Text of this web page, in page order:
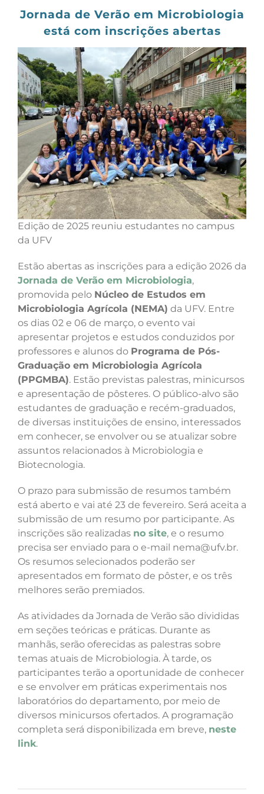
Jornada de Verão em Microbiologia
está com inscrições abertas
Edição de 2025 reuniu estudantes no campus
da UFV
Estão abertas as inscrições para a edição 2026 da
Jornada de Verão em Microbiologia,
promovida pelo Núcleo de Estudos em
Microbiologia Agrícola (NEMA) da UFV. Entre
os dias 02 e 06 de março, o evento vai
apresentar projetos e estudos conduzidos por
professores e alunos do Programa de Pós-
Graduação em Microbiologia Agrícola
(PPGMBA). Estão previstas palestras, minicursos
e apresentação de pôsteres. O público-alvo são
estudantes de graduação e recém-graduados,
de diversas instituições de ensino, interessados
em conhecer, se envolver ou se atualizar sobre
assuntos relacionados à Microbiologia e
Biotecnologia.
O prazo para submissão de resumos também
está aberto e vai até 23 de fevereiro. Será aceita a
submissão de um resumo por participante. As
inscrições são realizadas no site, e o resumo
precisa ser enviado para o e-mail nema@ufv.br.
Os resumos selecionados poderão ser
apresentados em formato de pôster, e os três
melhores serão premiados.
As atividades da Jornada de Verão são divididas
em seções teóricas e práticas. Durante as
manhãs, serão oferecidas as palestras sobre
temas atuais de Microbiologia. À tarde, os
participantes terão a oportunidade de conhecer
e se envolver em práticas experimentais nos
laboratórios do departamento, por meio de
diversos minicursos ofertados. A programação
completa será disponibilizada em breve, neste
link.